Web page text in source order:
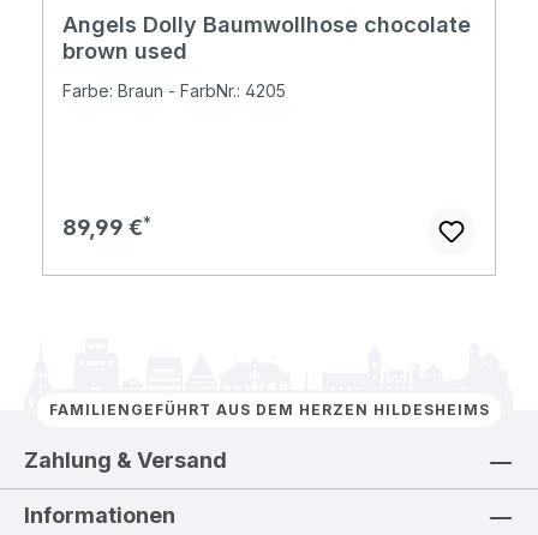
Angels Dolly Baumwollhose chocolate
brown used
Farbe: Braun - FarbNr.: 4205
Regulärer Preis:
89,99 €
FAMILIENGEFÜHRT AUS DEM HERZEN HILDESHEIMS
Zahlung & Versand
Informationen